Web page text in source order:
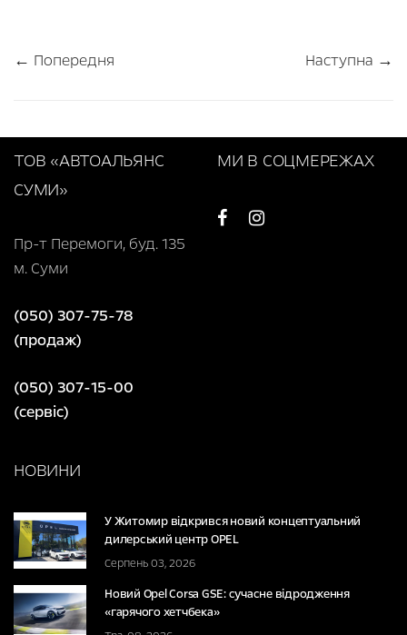
← Попередня Наступна →
ТОВ «АВТОАЛЬЯНС
СУМИ»
Пр-т Перемоги, буд. 135
м. Суми
(050) 307-75-78
(продаж)
(050) 307-15-00
(сервіс)
МИ В СОЦМЕРЕЖАХ
НОВИНИ
У Житомир відкрився новий концептуальний
дилерський центр OPEL
Серпень 03, 2026
Новий Opel Corsa GSE: сучасне відродження
«гарячого хетчбека»